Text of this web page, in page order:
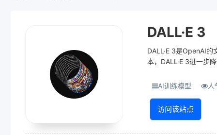
DALL·E 3
DALL·E 3是OpenAI
本，DALL·E 3进一步
AI训练模型
人
访问该站点